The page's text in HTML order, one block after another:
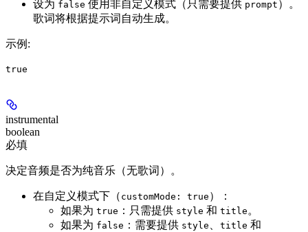
设为 false 使用非自定义模式（只需要提供 prompt ）。
歌词将根据提示词自动生成。
示例 :
true
instrumental
boolean
必填
决定音频是否为纯音乐（无歌词）。
在自定义模式下（ customMode: true ）：
如果为 true ：只需提供 style 和 title 。
如果为 false ：需要提供 style title 和